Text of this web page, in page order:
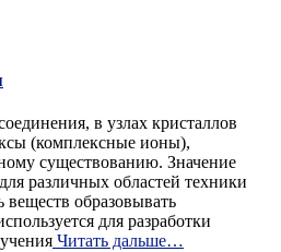
в узлах кристаллов
(комплексные ионы),
существованию. Значение
различных областей техники
веществ образовывать
для разработки
Читать дальше…